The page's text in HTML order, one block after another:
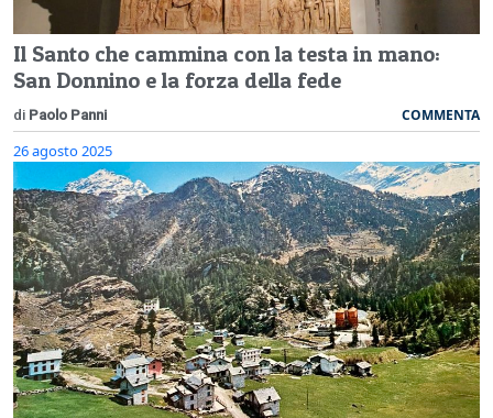
Il Santo che cammina con la testa in mano:
San Donnino e la forza della fede
di Paolo Panni COMMENTA
26 agosto 2025